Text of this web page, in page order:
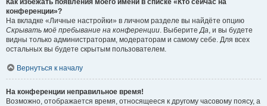
Как избежать появления моего имени в списке «Кто сейчас на
конференции»?
На вкладке «Личные настройки» в личном разделе вы найдёте опцию
Скрывать моё пребывание на конференции. ВыберитеДа, и вы будете
видны только администраторам, модераторам и самому себе. Для всех
остальных вы будете скрытым пользователем.
Вернуться к началу
На конференции неправильное время!
Возможно, отображается время, относящееся к другому часовому поясу, а